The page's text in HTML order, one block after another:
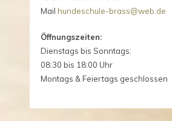
Mail hundeschule-brass@web.de
Öffnungszeiten:
Dienstags bis Sonntags:
08:30 bis 18:00 Uhr
Montags & Feiertags geschlossen